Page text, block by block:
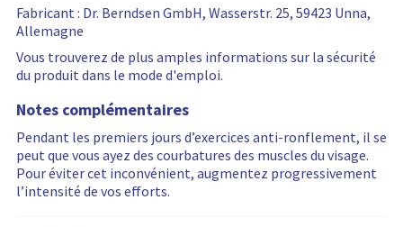
g
m
o
r
r
e
v
i
e
w
s
a
r
e
i
l
t
e
r
e
s
f
i
l
e
r
i
n
g
i
Fabricant : Dr. Berndsen GmbH, Wasserstr. 25, 59423 Unna,
Allemagne
Vous trouverez de plus amples informations sur la sécurité
du produit dans le mode d'emploi.
Notes complémentaires
Pendant les premiers jours d’exercices anti-ronflement, il se
peut que vous ayez des courbatures des muscles du visage.
Pour éviter cet inconvénient, augmentez progressivement
l’intensité de vos efforts.